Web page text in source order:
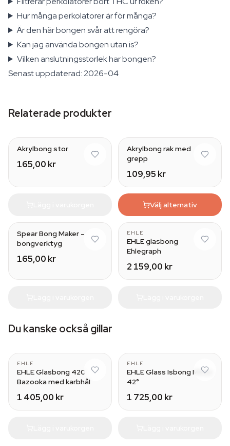
Hur många perkolatorer är för många?
Är den här bongen svår att rengöra?
Kan jag använda bongen utan is?
Vilken anslutningsstorlek har bongen?
Senast uppdaterad: 2026-04
Relaterade produkter
Akrylbong stor
165,00 kr
Akrylbong rak med
grepp
109,95 kr
Välj alternativ
Spear Bong Maker –
bongverktyg
165,00 kr
EHLE
EHLE glasbong
Ehlegraph
2 159,00 kr
Du kanske också gillar
EHLE
EHLE Glasbong 420
Bazooka med karbhål
1 405,00 kr
EHLE
EHLE Glass Isbong Minus
42°
1 725,00 kr